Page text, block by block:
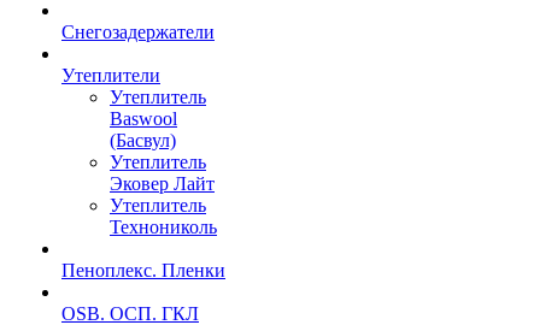
Снегозадержатели
Утеплители
Утеплитель
Baswool
(Басвул)
Утеплитель
Эковер Лайт
Утеплитель
Технониколь
Пеноплекс. Пленки
OSB. ОСП. ГКЛ